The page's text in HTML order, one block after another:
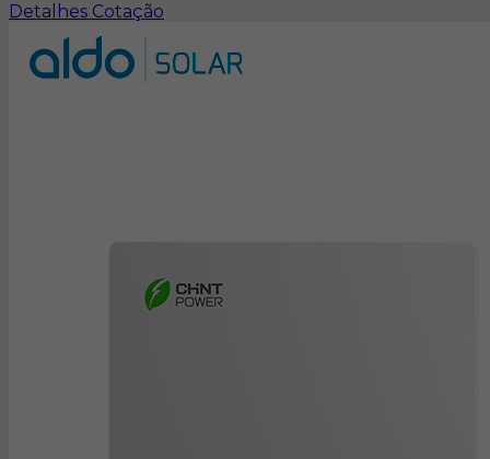
Detalhes Cotação